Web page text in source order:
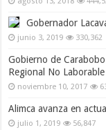
Gobernador
junio 3, 2019 330,362
Gobierno de
Regional No Laborable
noviembre 10, 2017
Alimca avanza en
julio 1, 2019 56,847